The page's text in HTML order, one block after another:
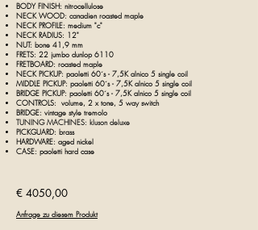
BODY FINISH: nitrocellulose
NECK WOOD: canadien roasted maple
NECK PROFILE: medium "c"
NECK RADIUS: 12"
NUT: bone 41,9 mm
FRETS: 22 jumbo dunlop 6110
FRETBOARD: roasted maple
NECK PICKUP: paoletti 60´s- 7,5K alnico 5 single coil
MIDDLE PICKUP: paoletti 60´s- 7,5K alnico 5 single coil
BRIDGE PICKUP: paoletti 60´s- 7,5K alnico 5 single coil
CONTROLS: volume, 2 x tone, 5 way switch
BRIDGE: vintage style tremolo
TUNING MACHINES: kluson deluxe
PICKGUARD: brass
HARDWARE: aged nickel
CASE: paoletti hard case
€ 4050,00
Anfrage zu diesem Produkt